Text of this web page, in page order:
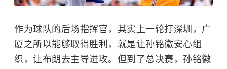
作为球队的后场指挥官，其实上一轮打深圳，广
厦之所以能够取得胜利，就是让孙铭徽安心组
织，让布朗去主导进攻。但到了总决赛，孙铭徽